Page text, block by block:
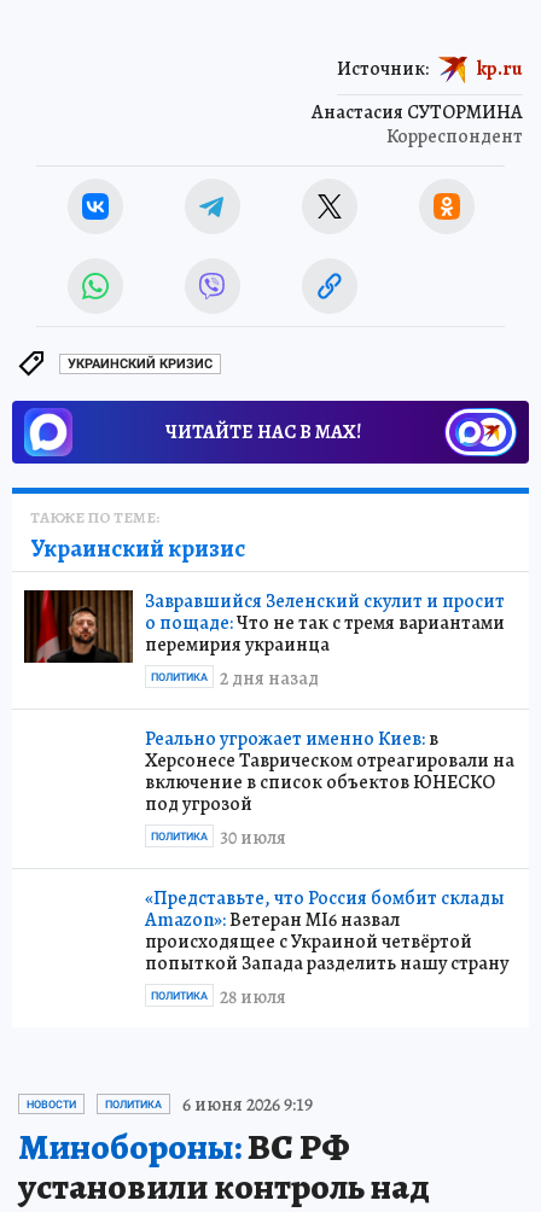
Анастасия СУТОРМИНА
Корреспондент
Источник: kp.ru
УКРАИНСКИЙ КРИЗИС
ЧИТАЙТЕ НАС В МАХ!
ТАКЖЕ ПО ТЕМЕ:
Украинский кризис
Завравшийся Зеленский скулит и просит
о пощаде:Что не так с тремя вариантами
перемирия украинца
2 дня назад
ПОЛИТИКА
Реально угрожает именно Киев:в
Херсонесе Таврическом отреагировали на
включение в список объектов ЮНЕСКО
под угрозой
30 июля
ПОЛИТИКА
«Представьте, что Россия бомбит склады
Amazon»:Ветеран MI6 назвал
происходящее с Украиной четвёртой
попыткой Запада разделить нашу страну
28 июля
ПОЛИТИКА
НОВОСТИ ПОЛИТИКА 6 июня 2026 9:19
Минобороны:ВС РФ
установили контроль над